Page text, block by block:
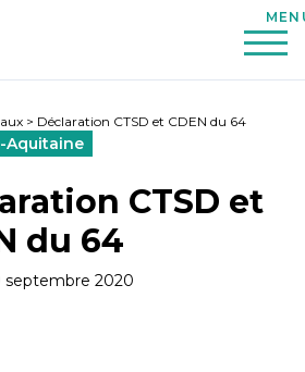
> Déclaration CTSD et CDEN du 64
Aquitaine
CTSD et
du 64
septembre 2020